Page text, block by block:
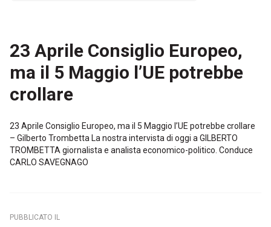
23 Aprile Consiglio Europeo,
ma il 5 Maggio l’UE potrebbe
crollare
23 Aprile Consiglio Europeo, ma il 5 Maggio l’UE potrebbe crollare
– Gilberto Trombetta La nostra intervista di oggi a GILBERTO
TROMBETTA giornalista e analista economico-politico. Conduce
CARLO SAVEGNAGO
PUBBLICATO IL